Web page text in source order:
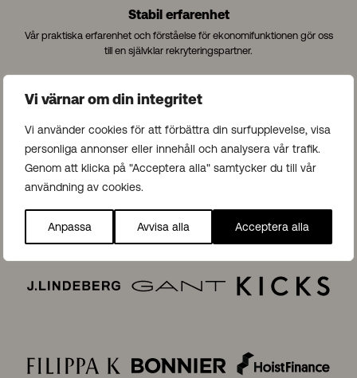
Vi värnar om din integritet
Vi använder cookies för att förbättra din surfupplevelse, visa
personliga annonser eller innehåll och analysera vår trafik.
Genom att klicka på "Acceptera alla" samtycker du till vår
användning av cookies.
Anpassa Avvisa alla Acceptera alla
Stabil erfarenhet
Vår praktiska erfarenhet och förståelse för ekonomifunktionen gör oss
till en självklar rekryteringspartner.